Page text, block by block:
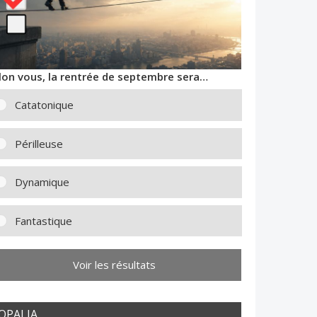
vous, la rentrée de septembre sera…
Catatonique
Périlleuse
Dynamique
Fantastique
Voir les résultats